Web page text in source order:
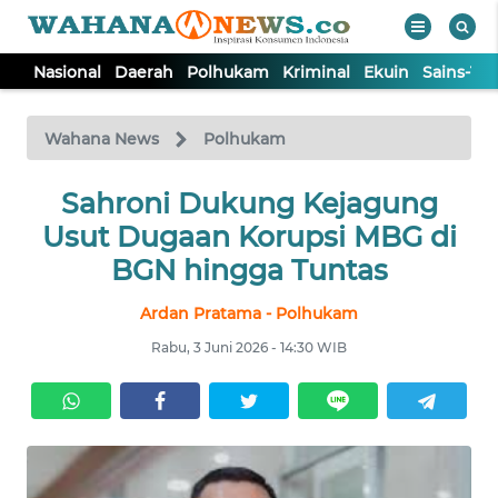
Nasional Daerah Polhukam Kriminal Ekuin Sains-
Wahana News Polhukam
Sahroni Dukung Kejagung
Usut Dugaan Korupsi MBG di
BGN hingga Tuntas
Ardan Pratama - Polhukam
Rabu, 3 Juni 2026 - 14:30 WIB
TV
Tutup
NASIONAL
KRIMINAL
EKUIN